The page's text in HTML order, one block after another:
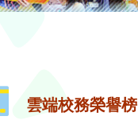
雲端校務榮譽榜